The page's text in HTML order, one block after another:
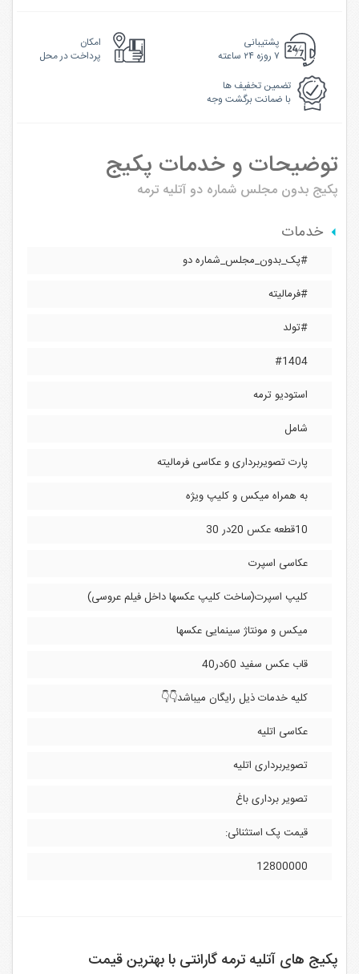
پشتیبانی
۷ روزه ۲۴ ساعته
امکان
پرداخت در محل
تضمین تخفیف ها
با ضمانت برگشت وجه
توضیحات و خدمات پکیج
پکیج بدون مجلس شماره دوآتلیه ترمه
خدمات
#پک_بدون_مجلس_شماره دو
#فرمالیته
#تولد
#1404
استودیو ترمه
شامل
پارت تصویربرداری و عکاسی فرمالیته
به همراه میکس و کلیپ ویژه
10قطعه عکس 20در 30
عکاسی اسپرت
کلیپ اسپرت(ساخت کلیپ عکسها داخل فیلم عروسی)
میکس و مونتاژ سینمایی عکسها
قاب عکس سفید 60در40
کلیه خدمات ذیل رایگان میباشد👇👇
عکاسی اتلیه
تصویربرداری اتلیه
تصویر برداری باغ
قیمت پک استثنائی:
12800000
پکیج های آتلیه ترمه گارانتی با بهترین قیمت